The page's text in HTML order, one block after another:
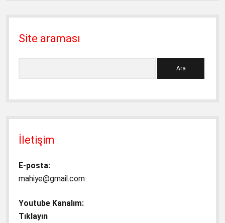
Site araması
İletişim
E-posta:
mahiye@gmail.com
Youtube Kanalım:
Tıklayın